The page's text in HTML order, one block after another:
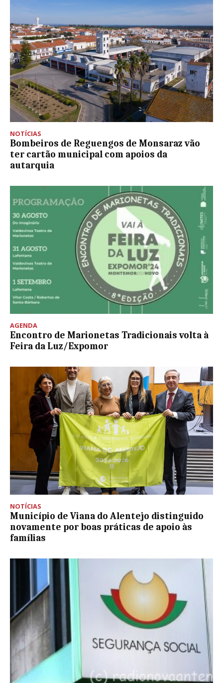
NOTÍCIAS
Bombeiros de Reguengos de Monsaraz vão
ter cartão municipal com apoios da
autarquia
AGENDA
Encontro de Marionetas Tradicionais volta à
Feira da Luz/Expomor
NOTÍCIAS
Município de Viana do Alentejo distinguido
novamente por boas práticas de apoio às
famílias